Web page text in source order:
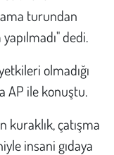
turundan
dedi.
olmadığı
AP ile konuştu.
kuraklık, çatışma
insani gıdaya